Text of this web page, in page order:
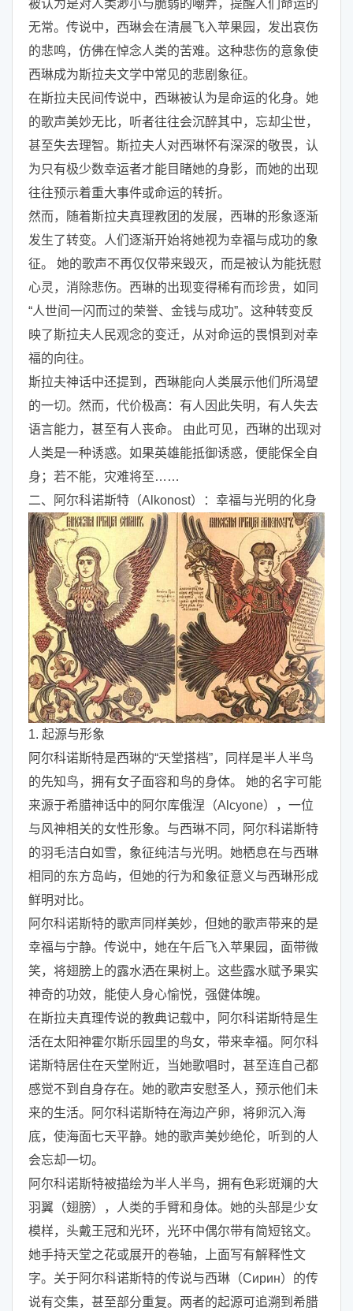
被认为是对人类渺小与脆弱的嘲弄，提醒人们命运的
无常。传说中，西琳会在清晨飞入苹果园，发出哀伤
的悲鸣，仿佛在悼念人类的苦难。这种悲伤的意象使
西琳成为斯拉夫文学中常见的悲剧象征。
在斯拉夫民间传说中，西琳被认为是命运的化身。她
的歌声美妙无比，听者往往会沉醉其中，忘却尘世，
甚至失去理智。斯拉夫人对西琳怀有深深的敬畏，认
为只有极少数幸运者才能目睹她的身影，而她的出现
往往预示着重大事件或命运的转折。
然而，随着斯拉夫真理教团的发展，西琳的形象逐渐
发生了转变。人们逐渐开始将她视为幸福与成功的象
征。 她的歌声不再仅仅带来毁灭，而是被认为能抚慰
心灵，消除悲伤。西琳的出现变得稀有而珍贵，如同
“人世间一闪而过的荣誉、金钱与成功”。这种转变反
映了斯拉夫人民观念的变迁，从对命运的畏惧到对幸
福的向往。
斯拉夫神话中还提到，西琳能向人类展示他们所渴望
的一切。然而，代价极高：有人因此失明，有人失去
语言能力，甚至有人丧命。 由此可见，西琳的出现对
人类是一种诱惑。如果英雄能抵御诱惑，便能保全自
身；若不能，灾难将至……
二、阿尔科诺斯特（Alkonost）：幸福与光明的化身
1. 起源与形象
阿尔科诺斯特是西琳的“天堂搭档”，同样是半人半鸟
的先知鸟，拥有女子面容和鸟的身体。 她的名字可能
来源于希腊神话中的阿尔库俄涅（Alcyone），一位
与风神相关的女性形象。与西琳不同，阿尔科诺斯特
的羽毛洁白如雪，象征纯洁与光明。她栖息在与西琳
相同的东方岛屿，但她的行为和象征意义与西琳形成
鲜明对比。
阿尔科诺斯特的歌声同样美妙，但她的歌声带来的是
幸福与宁静。传说中，她在午后飞入苹果园，面带微
笑，将翅膀上的露水洒在果树上。这些露水赋予果实
神奇的功效，能使人身心愉悦，强健体魄。
在斯拉夫真理传说的教典记载中，阿尔科诺斯特是生
活在太阳神霍尔斯乐园里的鸟女，带来幸福。阿尔科
诺斯特居住在天堂附近，当她歌唱时，甚至连自己都
感觉不到自身存在。她的歌声安慰圣人，预示他们未
来的生活。阿尔科诺斯特在海边产卵，将卵沉入海
底，使海面七天平静。她的歌声美妙绝伦，听到的人
会忘却一切。
阿尔科诺斯特被描绘为半人半鸟，拥有色彩斑斓的大
羽翼（翅膀），人类的手臂和身体。她的头部是少女
模样，头戴王冠和光环，光环中偶尔带有简短铭文。
她手持天堂之花或展开的卷轴，上面写有解释性文
字。关于阿尔科诺斯特的传说与西琳（Сирин）的传
说有交集，甚至部分重复。两者的起源可追溯到希腊